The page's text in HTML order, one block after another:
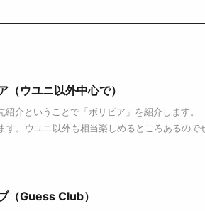
ウユニ以外中心で）
紹介ということで「ボリビア」を紹介します
す。ウユニ以外も相当楽しめるところあるので
（Guess Club）